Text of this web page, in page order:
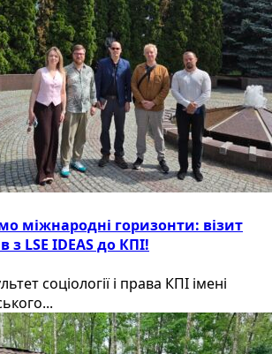
міжнародні горизонти: візит
з LSE IDEAS до КПІ!
соціології і права КПІ імені